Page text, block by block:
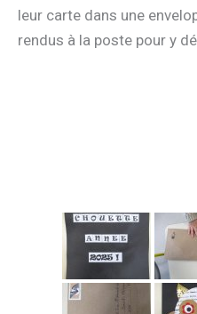
leur carte dans une
rendus à la poste pour y
BONNE